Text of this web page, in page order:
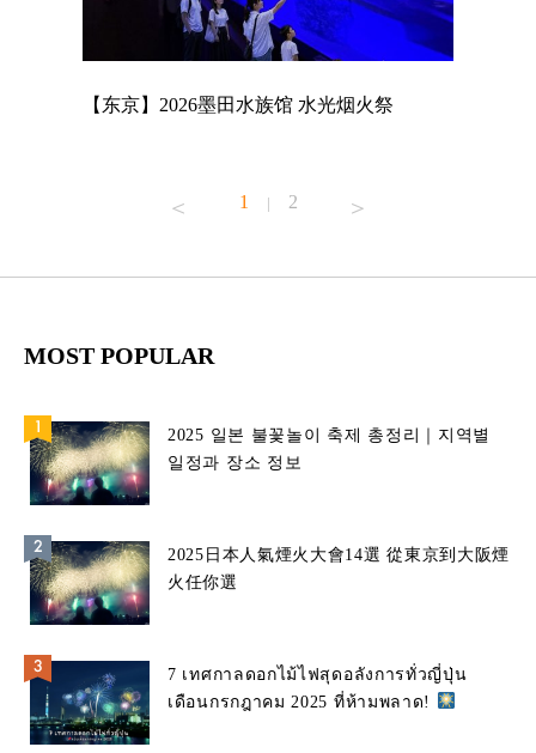
【东京】2026墨田水族馆 水光烟火祭
1 | 2
MOST POPULAR
2025 일본 불꽃놀이 축제 총정리｜지역별
일정과 장소 정보
2025日本人氣煙火大會14選 從東京到大阪煙
火任你選
7 เทศกาลดอกไม้ไฟสุดอลังการทั่วญี่ปุ่น
เดือนกรกฎาคม 2025 ที่ห้ามพลาด!